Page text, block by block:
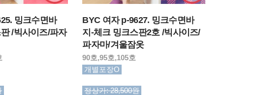
밍크수면바
/빅사이즈/파자
BYC 여자 p-9627. 밍크수면바
지-체크 밍크스판2호 /빅사이즈/
파자마/겨울잠옷
90호,95호,105호
개별포장O
정상가: 28,500원